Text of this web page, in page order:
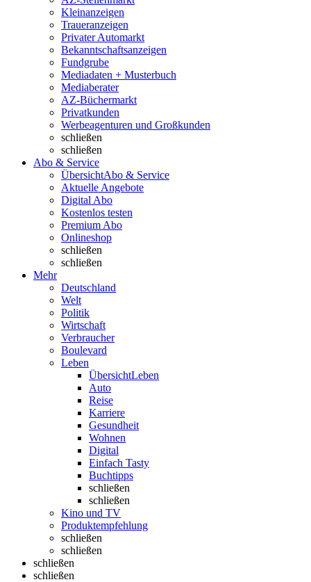
Kleinanzeigen
Traueranzeigen
Privater Automarkt
Bekanntschaftsanzeigen
Fundgrube
Mediadaten + Musterbuch
Mediaberater
AZ-Büchermarkt
Privatkunden
Werbeagenturen und Großkunden
schließen
schließen
Abo & Service
ÜbersichtAbo & Service
Aktuelle Angebote
Digital Abo
Kostenlos testen
Premium Abo
Onlineshop
schließen
schließen
Mehr
Deutschland
Welt
Politik
Wirtschaft
Verbraucher
Boulevard
Leben
ÜbersichtLeben
Auto
Reise
Karriere
Gesundheit
Wohnen
Digital
Einfach Tasty
Buchtipps
schließen
schließen
Kino und TV
Produktempfehlung
schließen
schließen
schließen
schließen